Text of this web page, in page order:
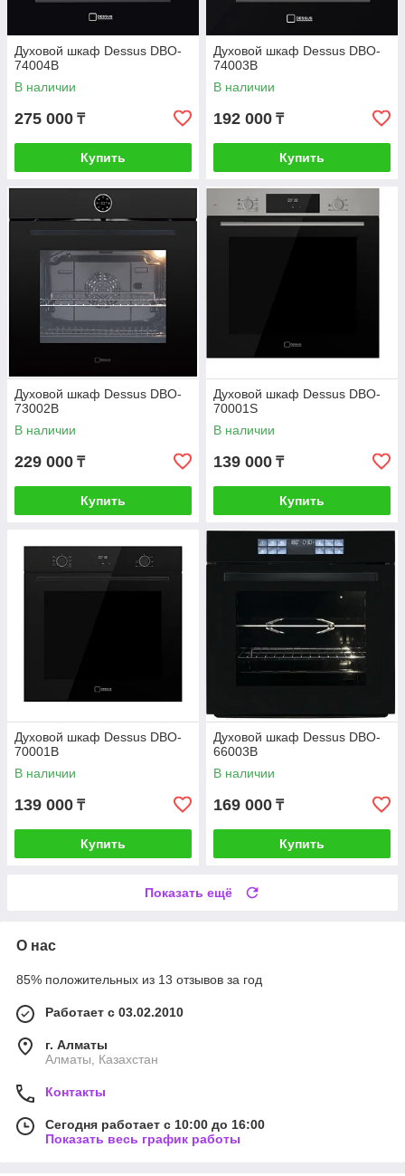
Духовой шкаф Dessus DBO-
74004B
В наличии
275 000 ₸
Купить
Духовой шкаф Dessus DBO-
74003B
В наличии
192 000 ₸
Купить
Духовой шкаф Dessus DBO-
73002B
В наличии
229 000 ₸
Купить
Духовой шкаф Dessus DBO-
70001S
В наличии
139 000 ₸
Купить
Духовой шкаф Dessus DBO-
70001B
В наличии
139 000 ₸
Купить
Духовой шкаф Dessus DBO-
66003B
В наличии
169 000 ₸
Купить
Показать ещё
О нас
85% положительных из 13 отзывов за год
Работает с 03.02.2010
г. Алматы
Алматы, Казахстан
Контакты
Сегодня работает с 10:00 до 16:00
Показать весь график работы